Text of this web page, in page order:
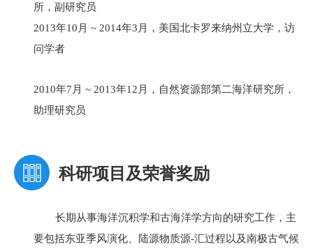
所，副研究员
2013年10月 ~ 2014年3月，美国北卡罗来纳州立大学，访
问学者
2010年7月 ~ 2013年12月，自然资源部第二海洋研究所，
助理研究员
科研项目及荣誉奖励
长期从事海洋沉积学和古海洋学方向的研究工作，主
要包括东亚季风演化、陆源物质源-汇过程以及南极古气候